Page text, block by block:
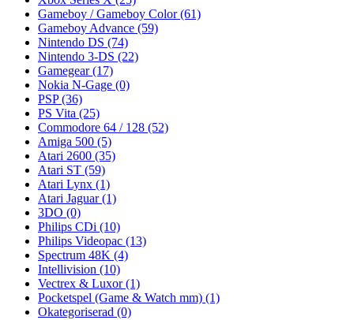
Gameboy / Gameboy Color(61)
Gameboy Advance (59)
Nintendo DS (74)
Nintendo 3-DS (22)
Gamegear(17)
Nokia N-Gage (0)
PSP(36)
PS Vita (25)
Commodore 64 / 128 (52)
Amiga 500 (5)
Atari 2600 (35)
Atari ST (59)
Atari Lynx (1)
Atari Jaguar(1)
3DO (0)
Philips CDi (10)
Philips Videopac (13)
Spectrum 48K (4)
Intellivision (10)
Vectrex & Luxor(1)
Pocketspel (Game & Watch mm) (1)
Okategoriserad (0)